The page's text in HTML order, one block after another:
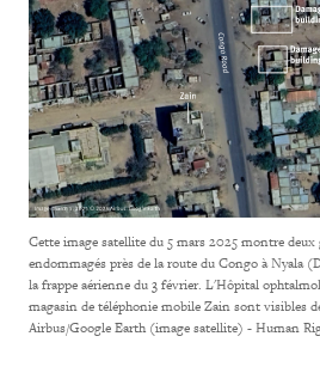
Cette image satellite du 5 mars 2025 montre
endommagés près de la route du Congo à Nyala
la frappe aérienne du 3 février. L'Hôpital
magasin de téléphonie mobile Zain sont visibles
Airbus/Google Earth (image satellite) - Human